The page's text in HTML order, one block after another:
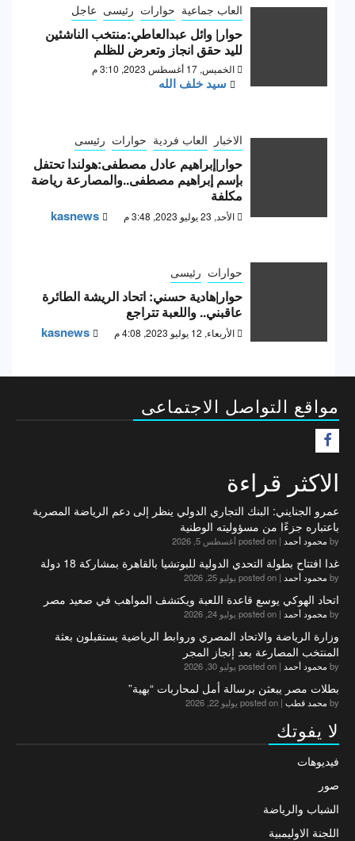
العاب جماعية حوارات رئيسى عاجل
حوار| وائل عبدالعاطي:منتخب الناشئين
لليد حقق انجاز وتعرض للظلم
الخميس, 17 أغسطس 2023, 3:10 م
سيد خلف الله
الاخبار العاب فردية حوارات رئيسى
حوار|إبراهيم عادل مصطفى:هولندا تحتفل
بإسم إبراهيم مصطفى..والمصارعة رياضة
مكلفة
الأحد, 23 يوليو 2023, 3:48 م kasnews
حوارات رئيسى
حوار|هادية حسني: اتحاد الريشة الطائرة
عاقبني.. واللعبة تتراجع
الأربعاء, 12 يوليو 2023, 4:08 م kasnews
مواقع التواصل الاجتماعى
الاكثر قراءة
عمرو الجنايني: البنك التجاري الدولي ينظر إلى دعم الرياضة المصرية
باعتباره جزءًا من مسؤوليته الوطنية
by محمود أحمد | posted on أغسطس 5, 2026
غدا افتتاح بطولة التحدي الدولية للبوتشيا بالقاهرة بمشاركة 18 دولة
by محمود أحمد | posted on يوليو 25, 2026
اتحاد الهوكي يوسع قاعدة اللعبة ويكتشف المواهب في صعيد مصر
by محمود أحمد | posted on يوليو 24, 2026
وزارة الرياضة والاتحاد المصري وروابط الرياضية يستقبلون بعثة
المنتخب المصارعة بعد إنجاز المجر
by محمود أحمد | posted on يوليو 30, 2026
بطلات مصر يبعثن برسالة أمل لمحاربات “بهية”
by محمد قطب | posted on يوليو 22, 2026
لا يفوتك
فيديوهات
صور
الشباب والرياضة
اللجنة الاوليمبية